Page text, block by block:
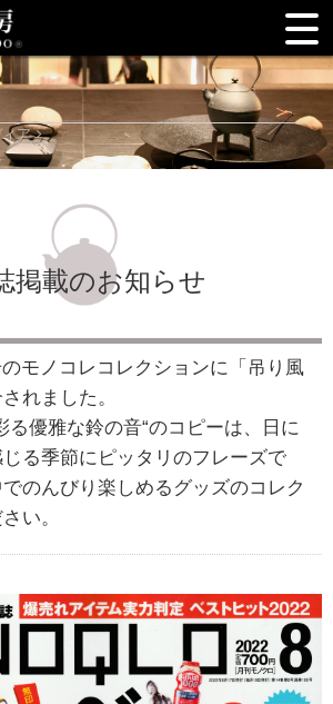
ア
掲載のお知らせ
モノコレコレクションに「吊り風
れました。
る優雅な鈴の音“のコピーは、日に
る季節にピッタリのフレーズで
のんびり楽しめるグッズのコレク
い。